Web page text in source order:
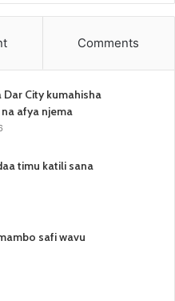
Comments
Dar City kumahisha
afya njema
timu katili sana
safi wavu